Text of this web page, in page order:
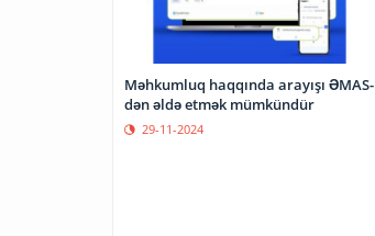
Məhkumluq haqqında arayışı ƏMAS-
dən əldə etmək mümkündür
29-11-2024